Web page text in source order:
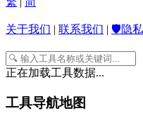
关于我们 联系我们 🛡️隐
正在加载工具数据...
工具导航地图